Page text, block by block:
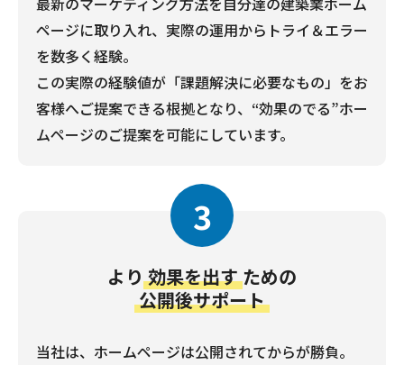
ページに取り入れ、実際の運用からトライ＆エラー
を数多く経験。
この実際の経験値が「課題解決に必要なもの」をお
客様へご提案できる根拠となり、“効果のでる”ホー
ムページのご提案を可能にしています。
3
より 効果を出す ための
公開後サポート
当社は、ホームページは公開されてからが勝負。